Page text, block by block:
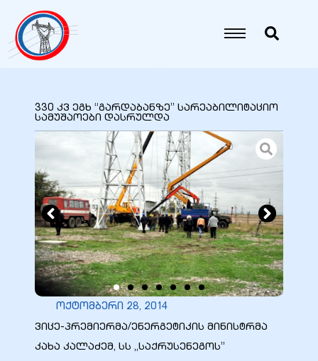
330 კვ ეგხ “გარდაბანზე” სარეაბილიტაციო
სამუშაოები დასრულდა
ოქტომბერი 28, 2014
ვიცე-პრემიერმა/ენერგეტიკის მინისტრმა
კახა კალაძემ, სს „საქრუსენეგოს”